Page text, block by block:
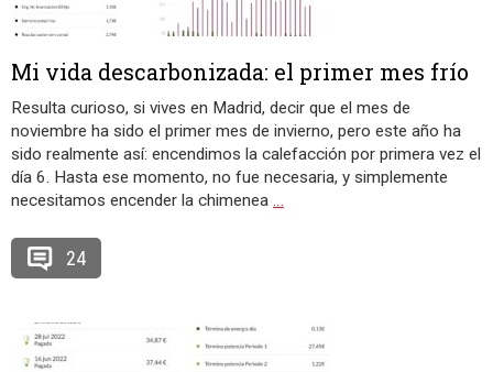
Mi vida descarbonizada: el primer mes frío
Resulta curioso, si vives en Madrid, decir que el mes de
noviembre ha sido el primer mes de invierno, pero este año ha
sido realmente así: encendimos la calefacción por primera vez el
día 6. Hasta ese momento, no fue necesaria, y simplemente
necesitamos encender la chimenea …
24